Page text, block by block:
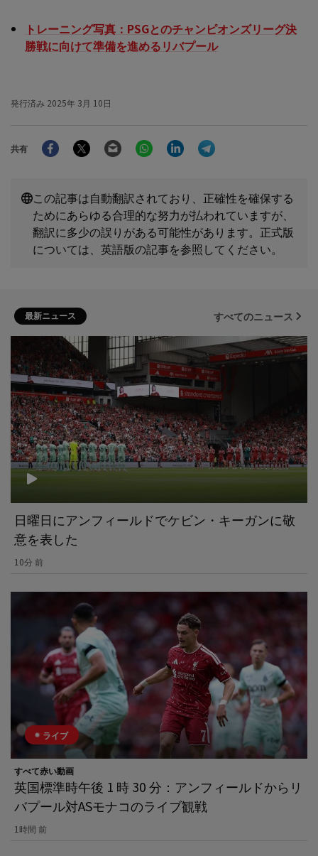
トレーニング写真：PSGとのチャンピオンズリーグ決
勝戦に向けて準備を進めるリバプール
発行済み 2025年 3月 10日
共有
FacebookTwitter Email WhatsAppLinkedIn
この記事は自動翻訳されており、正確性を確保する
ためにあらゆる合理的な努力が払われていますが、
翻訳に多少の誤りがある可能性があります。正式版
については、英語版の記事を参照してください。
最新ニュース すべてのニュース
日曜日にアンフィールドでケビン・キーガンに敬
意を表した
10分 前
ライブ
すべて赤い動画
英国標準時午後 1 時 30 分：アンフィールドからリ
バプール対ASモナコのライブ観戦
1時間 前